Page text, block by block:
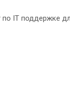
по IT поддержке